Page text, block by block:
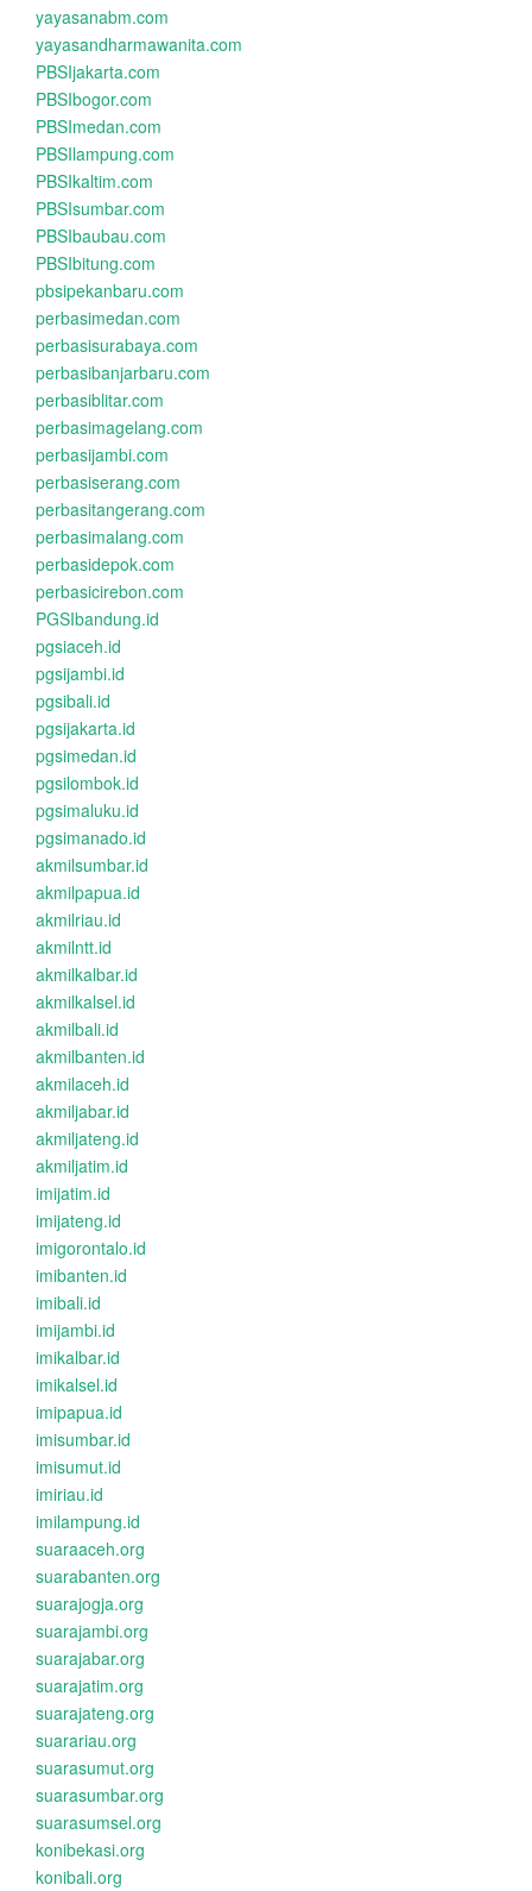
yayasanabm.com
yayasandharmawanita.com
PBSIjakarta.com
PBSIbogor.com
PBSImedan.com
PBSIlampung.com
PBSIkaltim.com
PBSIsumbar.com
PBSIbaubau.com
PBSIbitung.com
pbsipekanbaru.com
perbasimedan.com
perbasisurabaya.com
perbasibanjarbaru.com
perbasiblitar.com
perbasimagelang.com
perbasijambi.com
perbasiserang.com
perbasitangerang.com
perbasimalang.com
perbasidepok.com
perbasicirebon.com
PGSIbandung.id
pgsiaceh.id
pgsijambi.id
pgsibali.id
pgsijakarta.id
pgsimedan.id
pgsilombok.id
pgsimaluku.id
pgsimanado.id
akmilsumbar.id
akmilpapua.id
akmilriau.id
akmilntt.id
akmilkalbar.id
akmilkalsel.id
akmilbali.id
akmilbanten.id
akmilaceh.id
akmiljabar.id
akmiljateng.id
akmiljatim.id
imijatim.id
imijateng.id
imigorontalo.id
imibanten.id
imibali.id
imijambi.id
imikalbar.id
imikalsel.id
imipapua.id
imisumbar.id
imisumut.id
imiriau.id
imilampung.id
suaraaceh.org
suarabanten.org
suarajogja.org
suarajambi.org
suarajabar.org
suarajatim.org
suarajateng.org
suarariau.org
suarasumut.org
suarasumbar.org
suarasumsel.org
konibekasi.org
konibali.org